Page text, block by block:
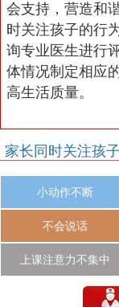
会支持，营造和
时关注孩子的行
询专业医生进行
体情况制定相应
高生活质量。
家长同时关注孩
小动作不断
不会说话
上课注意力不集中